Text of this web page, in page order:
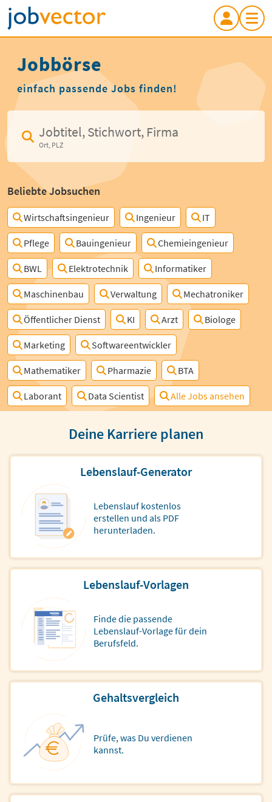
Jobbörse
einfach passende Jobs finden!
Jobtitel, Stichwort, Firma
Ort, PLZ
Beliebte Jobsuchen
Wirtschaftsingenieur Ingenieur IT
Pflege Bauingenieur Chemieingenieur
BWL Elektrotechnik Informatiker
Maschinenbau Verwaltung Mechatroniker
Öffentlicher Dienst KI Arzt Biologe
Marketing Softwareentwickler
Mathematiker Pharmazie BTA
Laborant Data Scientist Alle Jobs ansehen
Deine Karriere planen
Lebenslauf-Generator
Lebenslauf kostenlos
erstellen und als PDF
herunterladen.
Lebenslauf-Vorlagen
Finde die passende
Lebenslauf-Vorlage für dein
Berufsfeld.
Gehaltsvergleich
Prüfe, was Du verdienen
kannst.